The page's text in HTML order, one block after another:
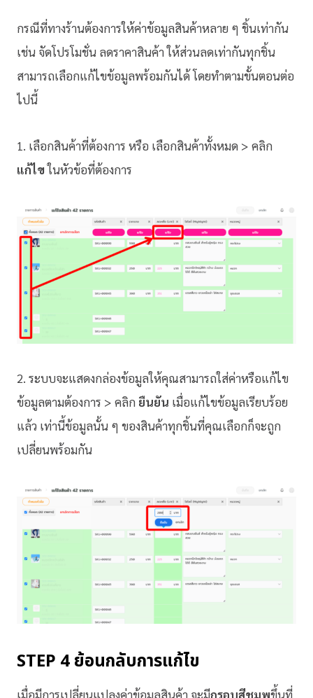
กรณีที่ทางร้านต้องการให้ค่าข้อมูลสินค้าหลาย ๆ ชิ้นเท่ากัน
เช่น จัดโปรโมชั่น ลดราคาสินค้า ให้ส่วนลดเท่ากันทุกชิ้น
สามารถเลือกแก้ไขข้อมูลพร้อมกันได้ โดยทำตามขั้นตอนต่อ
ไปนี้
1. เลือกสินค้าที่ต้องการ หรือ เลือกสินค้าทั้งหมด > คลิก
แก้ไขในหัวข้อที่ต้องการ
2. ระบบจะแสดงกล่องข้อมูลให้คุณสามารถใส่ค่าหรือแก้ไข
ข้อมูลตามต้องการ > คลิก ยืนยัน เมื่อแก้ไขข้อมูลเรียบร้อย
แล้ว เท่านี้ข้อมูลนั้น ๆ ของสินค้าทุกชิ้นที่คุณเลือกก็จะถูก
เปลี่ยนพร้อมกัน
STEP 4 ย้อนกลับการแก้ไข
เมื่อมีการเปลี่ยนแปลงค่าข้อมูลสินค้า จะมีกรอบสีชมพูขึ้นที่